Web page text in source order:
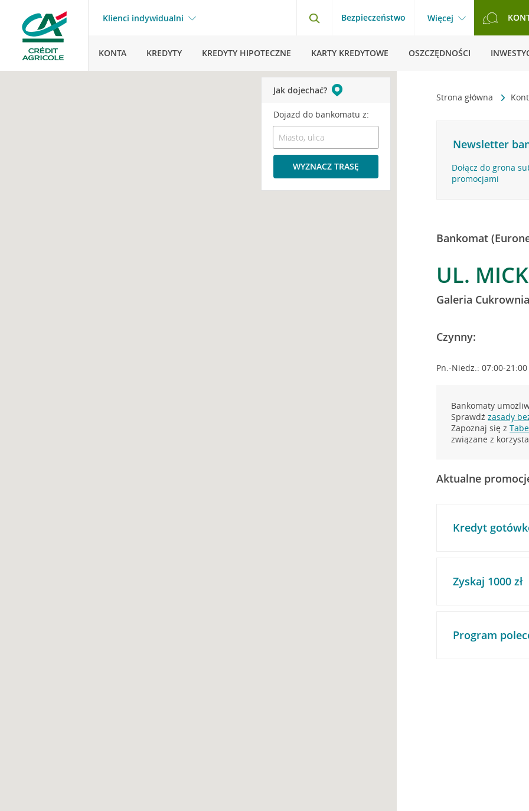
Klienci indywidualni Bezpieczeństwo Więcej
KONTA KREDYTY KREDYTY HIPOTECZNE KARTY KREDYTOWE OSZCZĘDNOŚCI
Strona główna
Newsletter
Dołącz do grona
promocjami
Bankomat
UL.
Galeria
Czynny:
Pn.-Niedz.: 07:00-21:00
Bankomaty
Sprawdźzasady
Zapoznaj się z
związane z
Aktualne
Kredyt
Zyskaj 1000 zł
Program
Jak dojechać?
Dojazd do bankomatu z:
WYZNACZ TRASĘ